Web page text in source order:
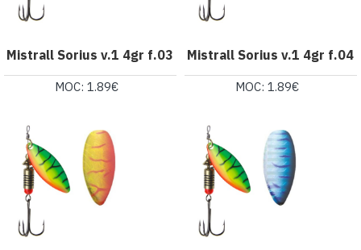
Mistrall Sorius v.1 4gr f.03
MOC: 1.89€
Mistrall Sorius v.1 4gr f.04
MOC: 1.89€